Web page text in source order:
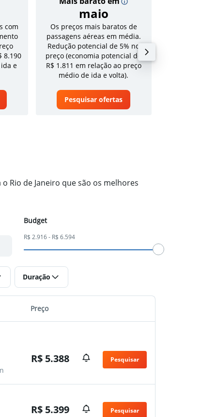
maio
com
8.190
e
Os preços mais baratos de
passagens aéreas em média.
Redução potencial de 5% no
preço (economia potencial de
R$ 1.811 em relação ao preço
médio de ida e volta).
Pesquisar ofertas
Rio de Janeiro que são os melhores
Budget
R$ 2.916 - R$ 6.594
Duração
Preço
R$ 5.388 Pesquisar
R$ 5.399 Pesquisar